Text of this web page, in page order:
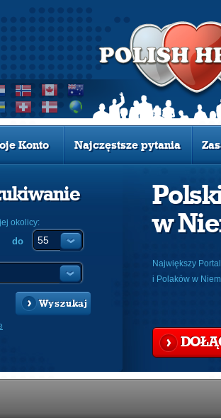
Konto Najczęstsze pytania
okolicy:
do
Wyszukaj
w
Największy
i Polaków w